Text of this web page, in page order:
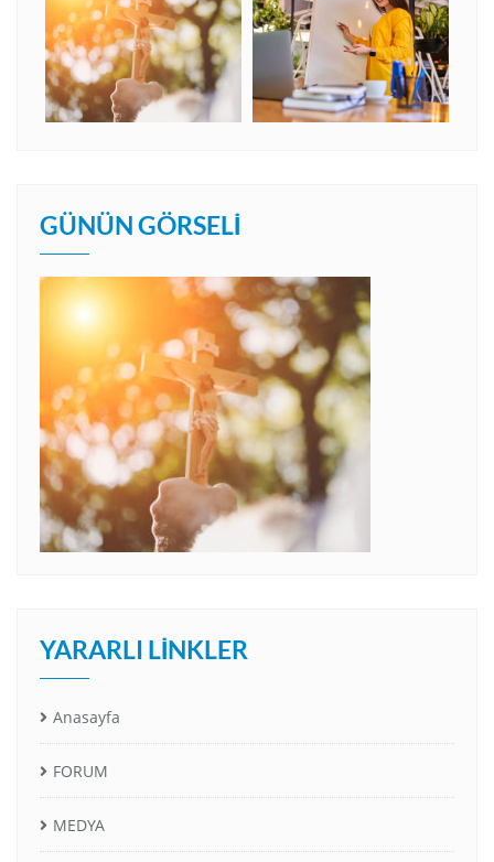
GÜNÜN GÖRSELI
YARARLI LINKLER
Anasayfa
FORUM
MEDYA